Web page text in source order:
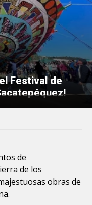
Festival de
de
de los
obras de